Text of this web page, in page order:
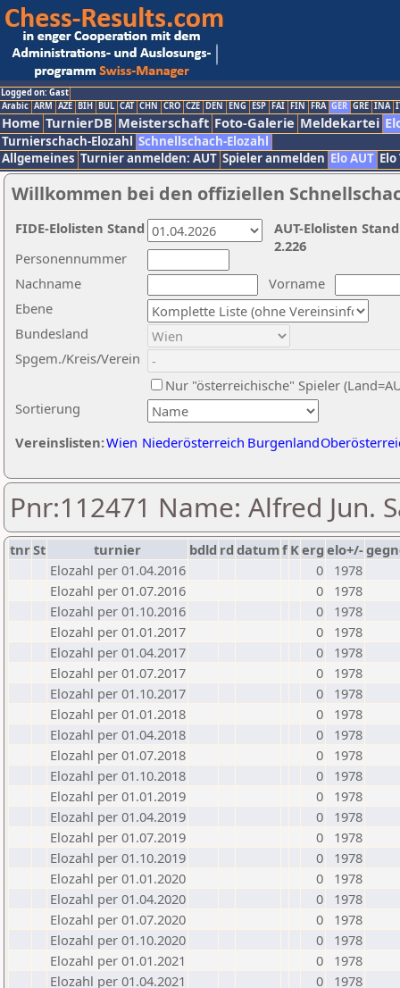
Logged on: Gast
Arabic ARM AZE BIH BUL CAT CHN CRO CZE DEN ENG ESP FAI FIN FRA GER GRE INA
Home TurnierDB Meisterschaft Foto-Galerie Meldekartei
Turnierschach-Elozahl Schnellschach-Elozahl
Allgemeines Turnier anmelden: AUT Spieler anmelden Elo AUT
Willkommen bei den offiziellen
Nachname
Vorname
Ebene
Sortierung
Personennummer
Bundesland
Spgem./Kreis/Verein
Nur "österreichische" Spieler
Vereinslisten:Wien Niederösterreich Burgenland
AUT-Elolisten
2.226
FIDE-Elolisten Stand
Pnr:112471 Name: Alfred Jun.
tnrSt turnier bdld rd datumf Kerg elo+/-
Elozahl per 01.04.2016
0
1978
Elozahl per 01.07.2016
0
1978
Elozahl per 01.10.2016
0
1978
Elozahl per 01.01.2017
0
1978
Elozahl per 01.04.2017
0
1978
Elozahl per 01.07.2017
0
1978
Elozahl per 01.10.2017
0
1978
Elozahl per 01.01.2018
0
1978
Elozahl per 01.04.2018
0
1978
Elozahl per 01.07.2018
0
1978
Elozahl per 01.10.2018
0
1978
Elozahl per 01.01.2019
0
1978
Elozahl per 01.04.2019
0
1978
Elozahl per 01.07.2019
0
1978
Elozahl per 01.10.2019
0
1978
Elozahl per 01.01.2020
0
1978
Elozahl per 01.04.2020
0
1978
Elozahl per 01.07.2020
0
1978
Elozahl per 01.10.2020
0
1978
Elozahl per 01.01.2021
0
1978
Elozahl per 01.04.2021
0
1978